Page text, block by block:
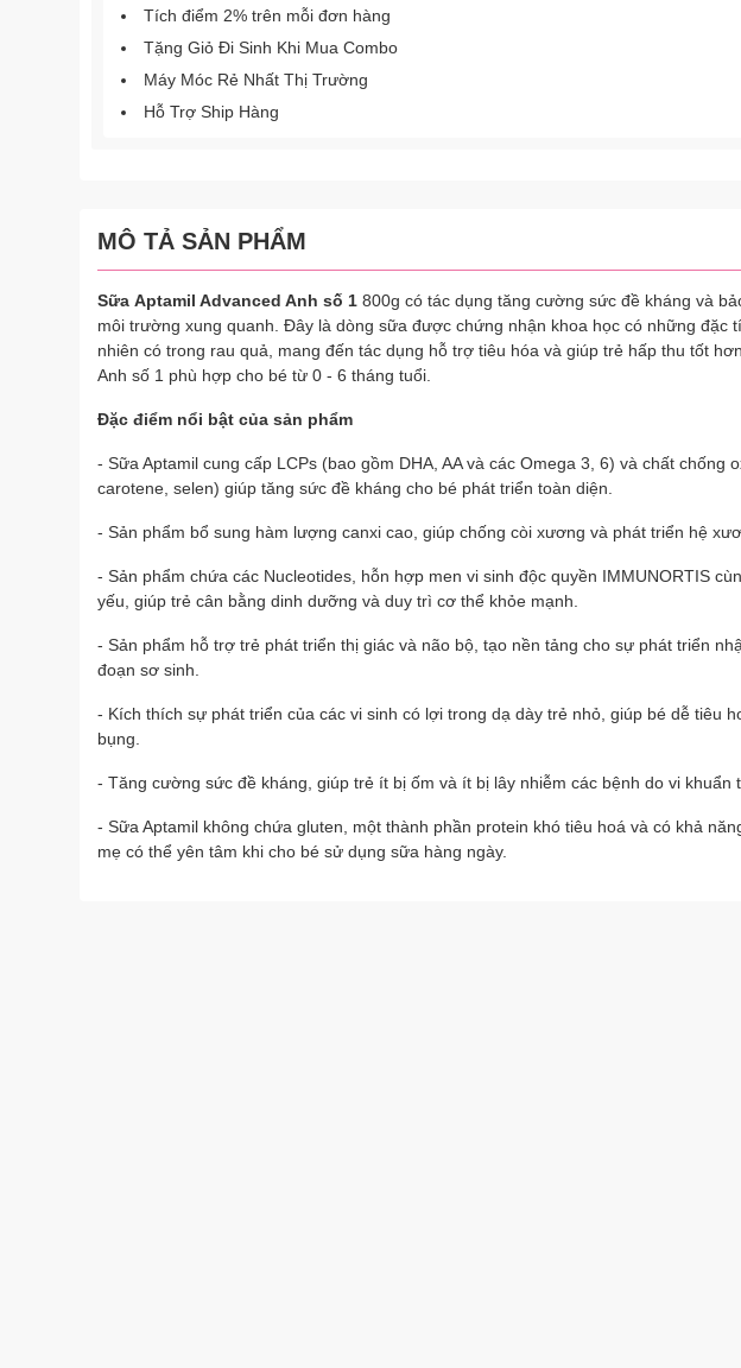
Tích điểm 2% trên mỗi đơn hàng
Tặng Giỏ Đi Sinh Khi Mua Combo
Máy Móc Rẻ Nhất Thị Trường
Hỗ Trợ Ship Hàng
MÔ TẢ SẢN PHẨM
Sữa Aptamil Advanced Anh số 1 800g có tác dụng tăng cường sức đề kháng và
môi trường xung quanh. Đây là dòng sữa được chứng nhận khoa học có những đặc
nhiên có trong rau quả, mang đến tác dụng hỗ trợ tiêu hóa và giúp trẻ hấp thu tốt
Anh số 1 phù hợp cho bé từ 0 - 6 tháng tuổi.
Đặc điểm nổi bật của sản phẩm
- Sữa Aptamil cung cấp LCPs (bao gồm DHA, AA và các Omega 3, 6) và chất chống
carotene, selen) giúp tăng sức đề kháng cho bé phát triển toàn diện.
- Sản phẩm bổ sung hàm lượng canxi cao, giúp chống còi xương và phát triển hệ
- Sản phẩm chứa các Nucleotides, hỗn hợp men vi sinh độc quyền IMMUNORTIS
yếu, giúp trẻ cân bằng dinh dưỡng và duy trì cơ thể khỏe mạnh.
- Sản phẩm hỗ trợ trẻ phát triển thị giác và não bộ, tạo nền tảng cho sự phát triển
đoạn sơ sinh.
- Kích thích sự phát triển của các vi sinh có lợi trong dạ dày trẻ nhỏ, giúp bé dễ tiêu
bụng.
- Tăng cường sức đề kháng, giúp trẻ ít bị ốm và ít bị lây nhiễm các bệnh do vi khuẩn
- Sữa Aptamil không chứa gluten, một thành phần protein khó tiêu hoá và có khả
mẹ có thể yên tâm khi cho bé sử dụng sữa hàng ngày.